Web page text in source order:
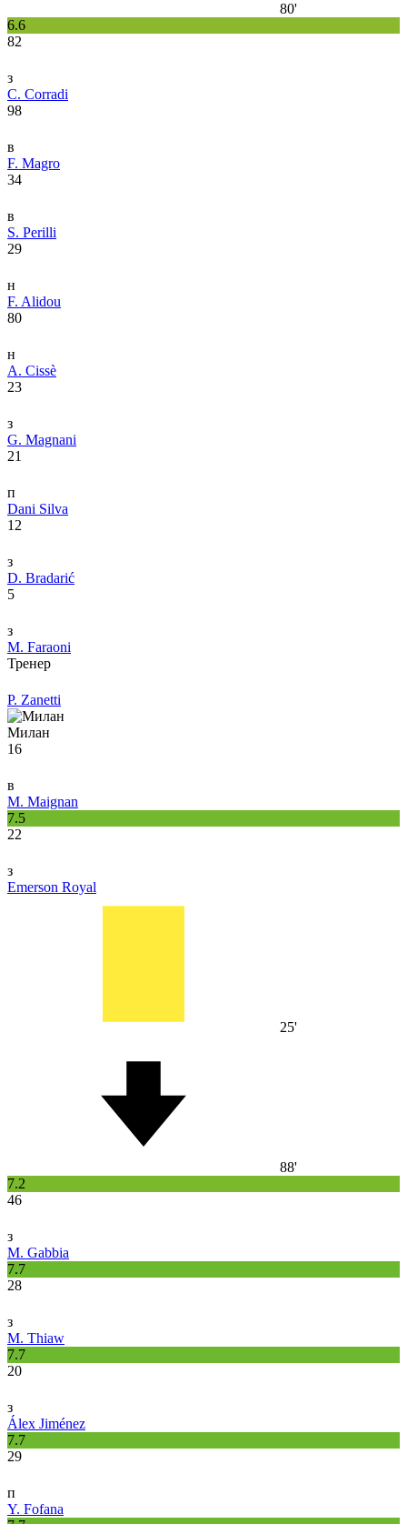
80'
6.6
82
з
C. Corradi
98
в
F. Magro
34
в
S. Perilli
29
н
F. Alidou
80
н
A. Cissè
23
з
G. Magnani
21
п
Dani Silva
12
з
D. Bradarić
5
з
M. Faraoni
Тренер
P. Zanetti
Милан
16
в
M. Maignan
7.5
22
з
Emerson Royal
25'
88'
7.2
46
з
M. Gabbia
7.7
28
з
M. Thiaw
7.7
20
з
Álex Jiménez
7.7
29
п
Y. Fofana